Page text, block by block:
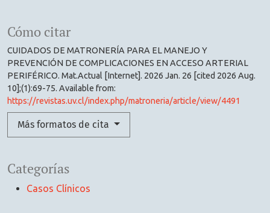
Categorías
Casos Clínicos
Cómo citar
CUIDADOS DE MATRONERÍA PARA EL MANEJO Y
PREVENCIÓN DE COMPLICACIONES EN ACCESO ARTERIAL
PERIFÉRICO. Mat.Actual [Internet]. 2026 Jan. 26 [cited 2026 Aug.
10];(1):69-75. Available from:
https://revistas.uv.cl/index.php/matroneria/article/view/4491
Más formatos de cita